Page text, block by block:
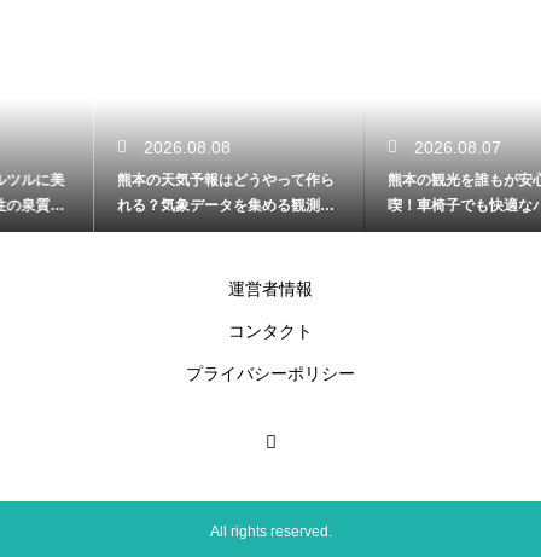
2026.08.08
熊本の天気予報はどうやって作ら
れる？気象データを集める観測所
の場所解説
2026.08.07
熊本の観光を誰もが安心して満
喫！車椅子でも快適なバリアフリ
ーの施設解説
運営者情報
コンタクト
プライバシーポリシー
All rights reserved.